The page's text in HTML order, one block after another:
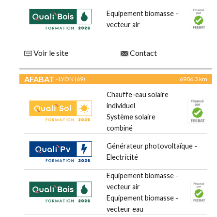
Equipement biomasse -
vecteur air
Voir le site Contact
AFABAT - LYON (69) 6906.3 km
Chauffe-eau solaire
individuel
Système solaire
combiné
Générateur photovoltaïque -
Electricité
Equipement biomasse -
vecteur air
Equipement biomasse -
vecteur eau